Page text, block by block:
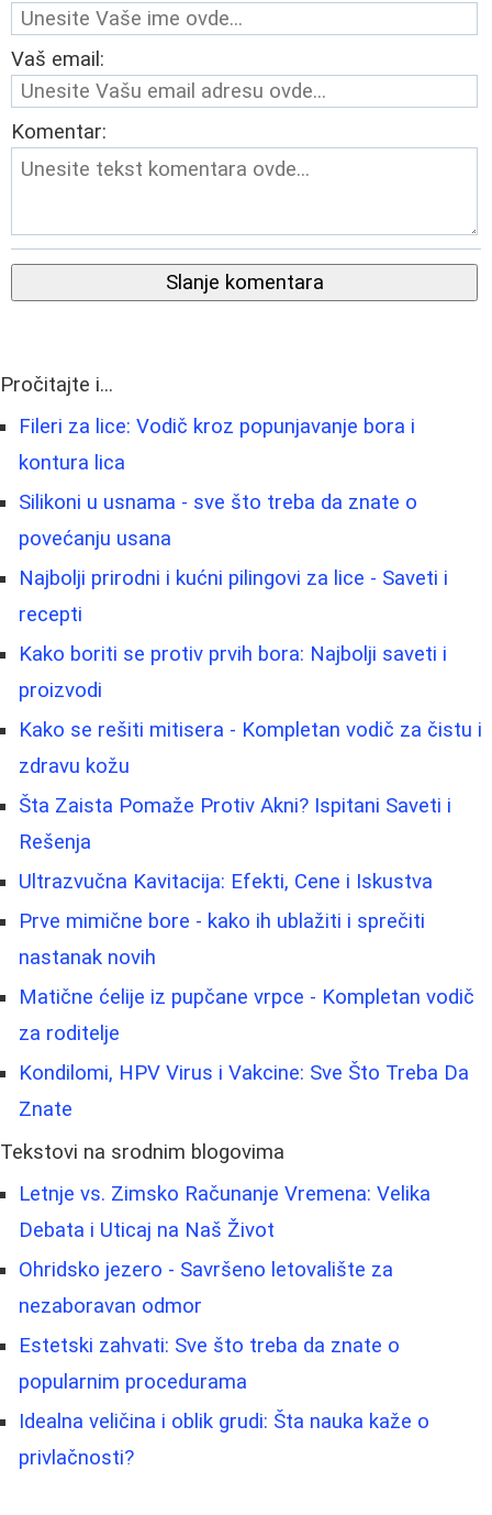
Vaš email:
Komentar:
Slanje komentara
Pročitajte i...
Fileri za lice: Vodič kroz popunjavanje bora i
kontura lica
Silikoni u usnama - sve što treba da znate o
povećanju usana
Najbolji prirodni i kućni pilingovi za lice - Saveti i
recepti
Kako boriti se protiv prvih bora: Najbolji saveti i
proizvodi
Kako se rešiti mitisera - Kompletan vodič za čistu i
zdravu kožu
Šta Zaista Pomaže Protiv Akni? Ispitani Saveti i
Rešenja
Ultrazvučna Kavitacija: Efekti, Cene i Iskustva
Prve mimične bore - kako ih ublažiti i sprečiti
nastanak novih
Matične ćelije iz pupčane vrpce - Kompletan vodič
za roditelje
Kondilomi, HPV Virus i Vakcine: Sve Što Treba Da
Znate
Tekstovi na srodnim blogovima
Letnje vs. Zimsko Računanje Vremena: Velika
Debata i Uticaj na Naš Život
Ohridsko jezero - Savršeno letovalište za
nezaboravan odmor
Estetski zahvati: Sve što treba da znate o
popularnim procedurama
Idealna veličina i oblik grudi: Šta nauka kaže o
privlačnosti?